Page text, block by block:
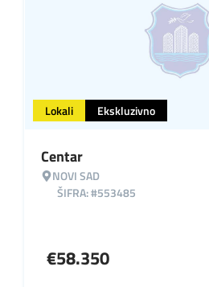
Lokali Ekskluzivno
Centar
NOVI SAD
ŠIFRA: #553485
€58.350